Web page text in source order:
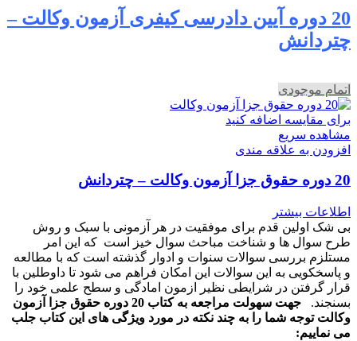
20 دوره آیین دادرسی کیفری آزمون وکالت –
چتردانش
اتمام موجودی
برای مقایسه اضافه کنید
مشاهده سریع
افزودن به علاقه مندی
20 دوره حقوق جزا آزمون وکالت – چتردانش
اطلاعات بیشتر
بی شک اولین قدم برای موفقیت در هر آزمونی با سبک و روش
طرح سوال ها و شناخت مباحث سوال خیز است که این امر
مستلزم بررسی سوالات سنوات و ادوار گذشته است که با مطالعه
و پاسخکویی به این سوالات این امکان فراهم می شود تا داوطلین با
قرار گرفتن در شرایطی نظیر ازمون امادگی و سطح علمی خود را
بسنجند.
جهت سهولت مراجعه به کتاب 20 دوره حقوق جزا آزمون
وکالت توجه شما را به چند نکته در مورد ویژگی های این کتاب جلب
می نماییم: